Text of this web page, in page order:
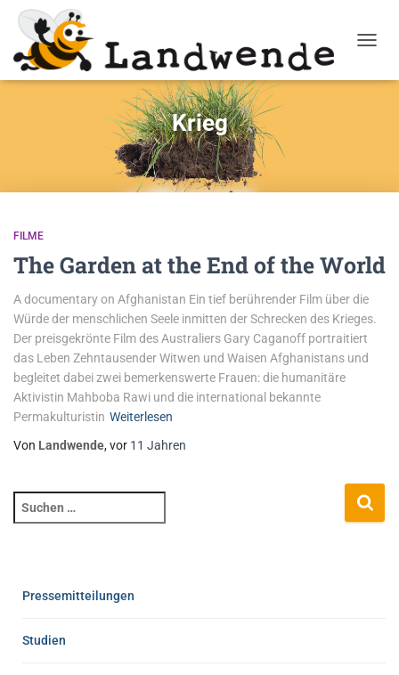
Krieg
FILME
The Garden at the End of the World
A documentary on Afghanistan Ein tief berührender Film über die
Würde der menschlichen Seele inmitten der Schrecken des Krieges.
Der preisgekrönte Film des Australiers Gary Caganoff portraitiert
das Leben Zehntausender Witwen und Waisen Afghanistans und
begleitet dabei zwei bemerkenswerte Frauen: die humanitäre
Aktivistin Mahboba Rawi und die international bekannte
Permakulturistin Weiterlesen
Von Landwende, vor 11 Jahren
Pressemitteilungen
Studien